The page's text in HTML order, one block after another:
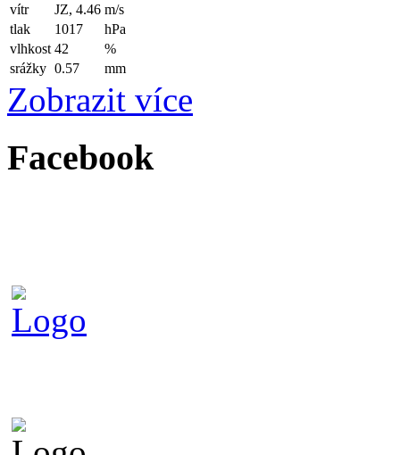
vítr JZ, 4.46 m/s
tlak
1017
hPa
vlhkost 42
%
srážky 0.57 mm
Zobrazit více
Facebook